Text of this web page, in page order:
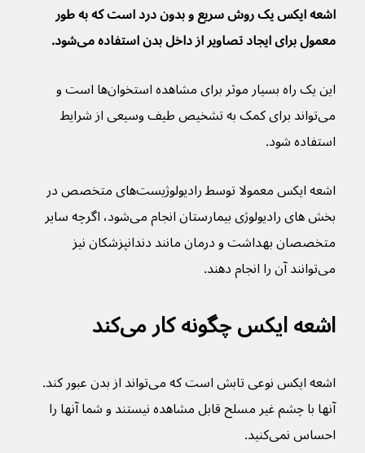
اشعه ایکس یک روش سریع و بدون درد است که به طور
معمول برای ایجاد تصاویر از داخل بدن استفاده می‌شود.
این یک راه بسیار موثر برای مشاهده استخوان‌ها است و
می‌تواند برای کمک به تشخیص طیف وسیعی از شرایط
استفاده شود.
اشعه ایکس معمولا توسط رادیولوژیست‌های متخصص در
بخش های رادیولوژی بیمارستان انجام می‌شود، اگرچه سایر
متخصصان بهداشت و درمان مانند دندانپزشکان نیز
می‌توانند آن را انجام دهند.
اشعه ایکس چگونه کار می‌کند
اشعه ایکس نوعی تابش است که می‌تواند از بدن عبور کند.
آنها با چشم غیر مسلح قابل مشاهده نیستند و شما آنها را
احساس نمی‌کنید.